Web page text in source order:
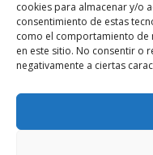
cookies para almacenar y/o
consentimiento de estas
como el comportamiento de
en este sitio. No consentir o
negativamente a ciertas
Oposiciones
Procedimientos
Varios
videos